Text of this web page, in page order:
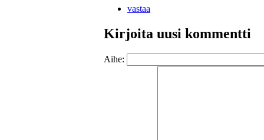
vastaa
Kirjoita uusi kommentti
Aihe: